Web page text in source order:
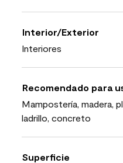
Interior/Exterior
Interiores
Recomendado para
Mampostería, madera,
ladrillo, concreto
Superficie